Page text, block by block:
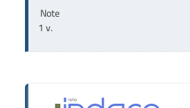
Note
1 v.